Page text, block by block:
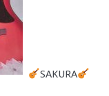
SAKURA